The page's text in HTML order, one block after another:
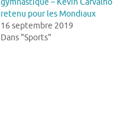
gymnastique – Kevin Carvalho
retenu pour les Mondiaux
16 septembre 2019
Dans "Sports"